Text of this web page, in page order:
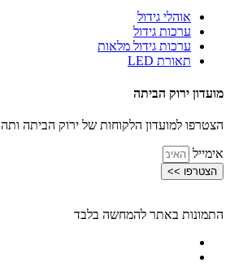
אוהלי גידול
ערכות גידול
ערכות גידול מלאות
תאורת LED
מועדון ירוק הביתה
הצטרפו למועדון הלקוחות של ירוק הביתה
אימייל
הצטרפו >>
התמונות באתר להמחשה בלבד